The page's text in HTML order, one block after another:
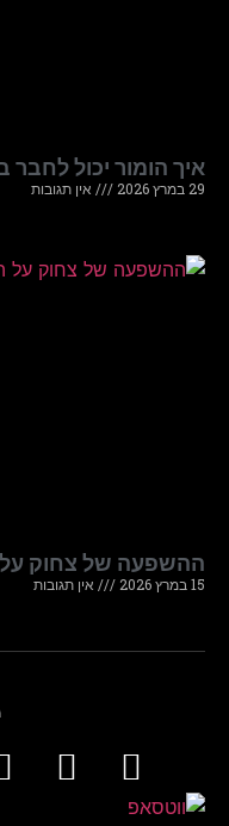
איך הומור יכול לחבר
29 במרץ 2026 אין תגובות
ההשפעה של צחוק על
15 במרץ 2026 אין תגובות